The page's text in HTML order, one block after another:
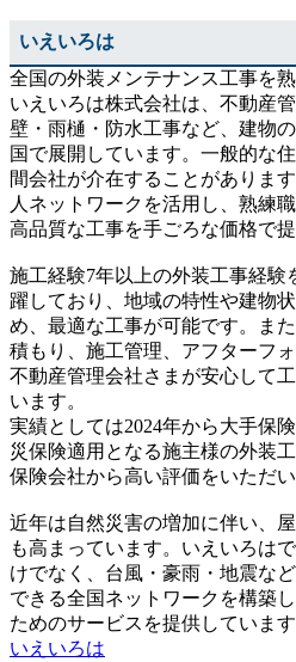
いえいろは
全国の外装メンテナンス工事を
いえいろは株式会社は、不動産
壁・雨樋・防水工事など、建物
国で展開しています。一般的な
間会社が介在することがありま
人ネットワークを活用し、熟練
高品質な工事を手ごろな価格で提
施工経験7年以上の外装工事経験
躍しており、地域の特性や建物
め、最適な工事が可能です。ま
積もり、施工管理、アフターフ
不動産管理会社さまが安心して
います。
実績としては2024年から大手保
災保険適用となる施主様の外装
保険会社から高い評価をいただい
近年は自然災害の増加に伴い、
も高まっています。いえいろは
けでなく、台風・豪雨・地震な
できる全国ネットワークを構築
ためのサービスを提供しています
いえいろは